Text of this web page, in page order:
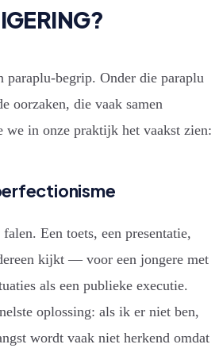
paraplu-begrip. Onder die paraplu
oorzaken, die vaak samen
we in onze praktijk het vaakst zien:
Een toets, een presentatie,
kijkt — voor een jongere met
als een publieke executie.
oplossing: als ik er niet ben,
wordt vaak niet herkend omdat